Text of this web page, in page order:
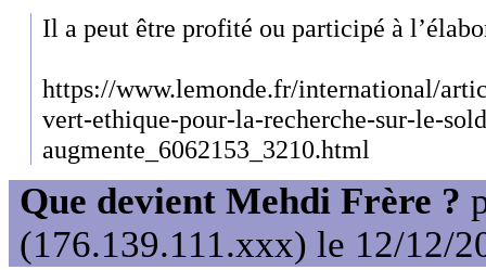
Il a peut être profité ou participé à
https://www.lemonde.fr/international/
vert-ethique-pour-la-recherche-sur-le-
augmente_6062153_3210.html
Que devient Mehdi Frère ?
(176.139.111.xxx) le 12/12/